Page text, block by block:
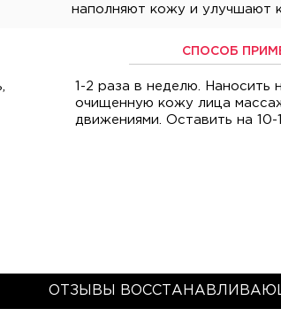
СПОСОБ
1-2 раза в неделю. Наносить
очищенную кожу лица
движениями. Оставить на 10-
ОТЗЫВЫ